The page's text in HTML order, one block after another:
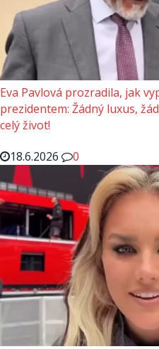
Eva Pavlová prozradila, jak
prezidentem: Žádný luxus,
celý život!
18.6.2026
0